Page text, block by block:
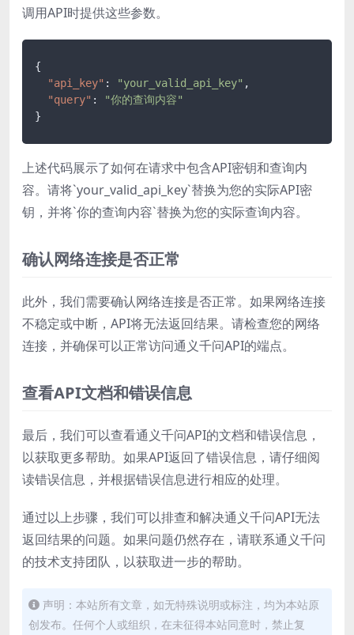
调用API时提供这些参数。
{
"api_key" : "your_valid_api_key" ,
"query" :
"你的查询内容"
}
上述代码展示了如何在请求中包含API密钥和查询内
容。请将`your_valid_api_key`替换为您的实际API密
钥，并将`你的查询内容`替换为您的实际查询内容。
确认网络连接是否正常
此外，我们需要确认网络连接是否正常。如果网络连接
不稳定或中断，API将无法返回结果。请检查您的网络
连接，并确保可以正常访问通义千问API的端点。
查看API文档和错误信息
最后，我们可以查看通义千问API的文档和错误信息，
以获取更多帮助。如果API返回了错误信息，请仔细阅
读错误信息，并根据错误信息进行相应的处理。
通过以上步骤，我们可以排查和解决通义千问API无法
返回结果的问题。如果问题仍然存在，请联系通义千问
的技术支持团队，以获取进一步的帮助。
声明：本站所有文章，如无特殊说明或标注，均为本站原
创发布。任何个人或组织，在未征得本站同意时，禁止复